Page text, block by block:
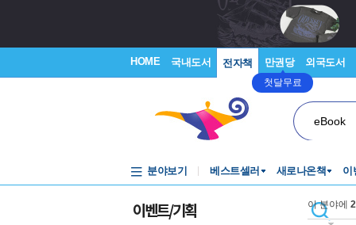
HOME 국내도서 전자책 만권당
첫달무료
외국도서
eBook
분야보기 베스트셀러 새로나온책 이
이벤트/기획 이 분야에 2